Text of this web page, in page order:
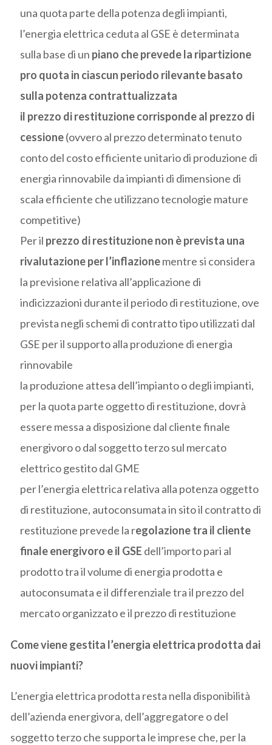
una quota parte della potenza degli impianti,
l’energia elettrica ceduta al GSE è determinata
sulla base di un piano che prevede la ripartizione
pro quota in ciascun periodo rilevante basato
sulla potenza contrattualizzata
il prezzo di restituzione corrisponde al prezzo di
cessione(ovvero al prezzo determinato tenuto
conto del costo efficiente unitario di produzione di
energia rinnovabile da impianti di dimensione di
scala efficiente che utilizzano tecnologie mature
competitive)
Per il prezzo di restituzione non è prevista una
rivalutazione per l’inflazionementre si considera
la previsione relativa all’applicazione di
indicizzazioni durante il periodo di restituzione, ove
prevista negli schemi di contratto tipo utilizzati dal
GSE per il supporto alla produzione di energia
rinnovabile
la produzione attesa dell’impianto o degli impianti,
per la quota parte oggetto di restituzione, dovrà
essere messa a disposizione dal cliente finale
energivoro o dal soggetto terzo sul mercato
elettrico gestito dal GME
per l’energia elettrica relativa alla potenza oggetto
di restituzione, autoconsumata in sito il contratto di
restituzione prevede la regolazione tra il cliente
finale energivoro e il GSE dell’importo pari al
prodotto tra il volume di energia prodotta e
autoconsumata e il differenziale tra il prezzo del
mercato organizzato e il prezzo di restituzione
Come viene gestita l’energia elettrica prodotta dai
nuovi impianti?
L’energia elettrica prodotta resta nella disponibilità
dell’azienda energivora, dell’aggregatore o del
soggetto terzo che supporta le imprese che, per la